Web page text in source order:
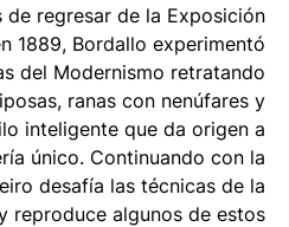
de regresar de la Exposición
1889, Bordallo experimentó
del Modernismo retratando
ranas con nenúfares y
inteligente que da origen a
único. Continuando con la
desafía las técnicas de la
reproduce algunos de estos